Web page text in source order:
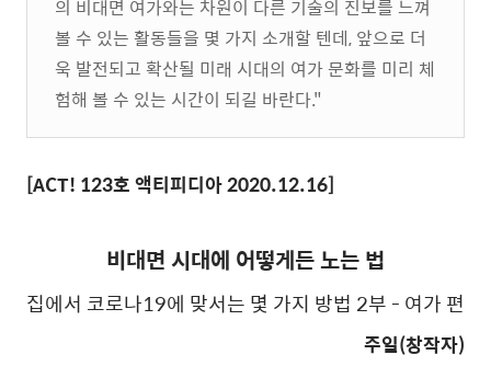
의 비대면 여가와는 차원이 다른 기술의 진보를 느껴
볼 수 있는 활동들을 몇 가지 소개할 텐데, 앞으로 더
욱 발전되고 확산될 미래 시대의 여가 문화를 미리 체
험해 볼 수 있는 시간이 되길 바란다."
[ACT! 123호 액티피디아 2020.12.16]
비대면 시대에 어떻게든 노는 법
집에서 코로나19에 맞서는 몇 가지 방법 2부 - 여가 편
주일(창작자)